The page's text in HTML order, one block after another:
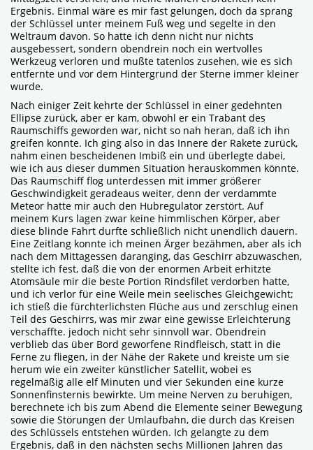
Ergebnis. Einmal wäre es mir fast gelungen, doch da sprang
der Schlüssel unter meinem Fuß weg und segelte in den
Weltraum davon. So hatte ich denn nicht nur nichts
ausgebessert, sondern obendrein noch ein wertvolles
Werkzeug verloren und mußte tatenlos zusehen, wie es sich
entfernte und vor dem Hintergrund der Sterne immer kleiner
wurde.
Nach einiger Zeit kehrte der Schlüssel in einer gedehnten
Ellipse zurück, aber er kam, obwohl er ein Trabant des
Raumschiffs geworden war, nicht so nah heran, daß ich ihn
greifen konnte. Ich ging also in das Innere der Rakete zurück,
nahm einen bescheidenen Imbiß ein und überlegte dabei,
wie ich aus dieser dummen Situation herauskommen könnte.
Das Raumschiff flog unterdessen mit immer größerer
Geschwindigkeit geradeaus weiter, denn der verdammte
Meteor hatte mir auch den Hubregulator zerstört. Auf
meinem Kurs lagen zwar keine himmlischen Körper, aber
diese blinde Fahrt durfte schließlich nicht unendlich dauern.
Eine Zeitlang konnte ich meinen Ärger bezähmen, aber als ich
nach dem Mittagessen daranging, das Geschirr abzuwaschen,
stellte ich fest, daß die von der enormen Arbeit erhitzte
Atomsäule mir die beste Portion Rindsfilet verdorben hatte,
und ich verlor für eine Weile mein seelisches Gleichgewicht;
ich stieß die fürchterlichsten Flüche aus und zerschlug einen
Teil des Geschirrs, was mir zwar eine gewisse Erleichterung
verschaffte. jedoch nicht sehr sinnvoll war. Obendrein
verblieb das über Bord geworfene Rindfleisch, statt in die
Ferne zu fliegen, in der Nähe der Rakete und kreiste um sie
herum wie ein zweiter künstlicher Satellit, wobei es
regelmäßig alle elf Minuten und vier Sekunden eine kurze
Sonnenfinsternis bewirkte. Um meine Nerven zu beruhigen,
berechnete ich bis zum Abend die Elemente seiner Bewegung
sowie die Störungen der Umlaufbahn, die durch das Kreisen
des Schlüssels entstehen würden. Ich gelangte zu dem
Ergebnis, daß in den nächsten sechs Millionen Jahren das